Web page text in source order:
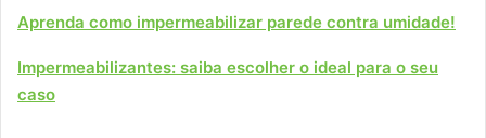
Aprenda como impermeabilizar parede contra umidade!
Impermeabilizantes: saiba escolher o ideal para o seu
caso